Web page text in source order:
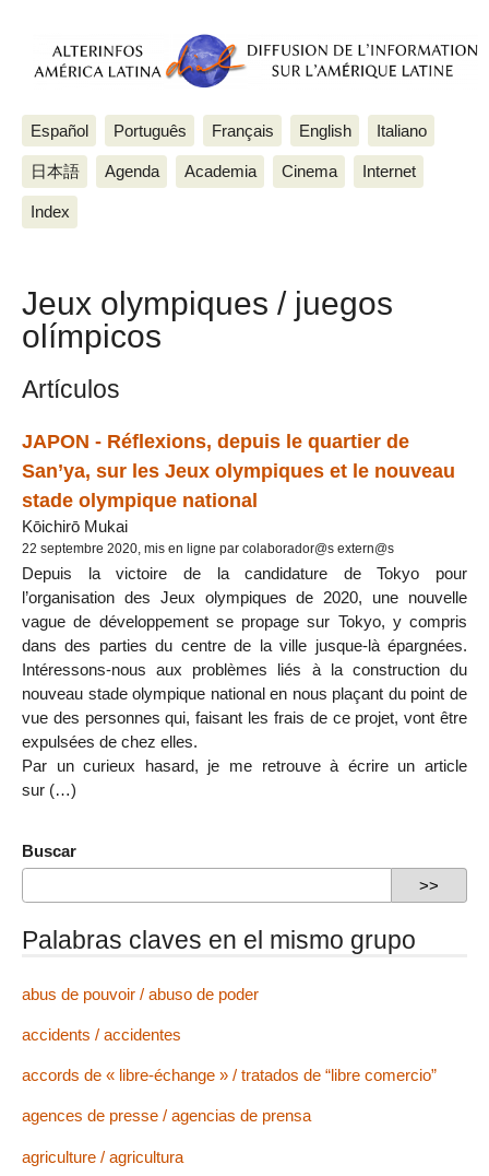
Español Português Français English Italiano
日本語 Agenda Academia Cinema Internet
Index
Jeux olympiques / juegos
olímpicos
Artículos
JAPON - Réflexions, depuis le quartier de
San’ya, sur les Jeux olympiques et le nouveau
stade olympique national
Kōichirō Mukai
22 septembre 2020, mis en ligne par colaborador@s extern@s
Depuis la victoire de la candidature de Tokyo pour
l’organisation des Jeux olympiques de 2020, une nouvelle
vague de développement se propage sur Tokyo, y compris
dans des parties du centre de la ville jusque-là épargnées.
Intéressons-nous aux problèmes liés à la construction du
nouveau stade olympique national en nous plaçant du point de
vue des personnes qui, faisant les frais de ce projet, vont être
expulsées de chez elles.
Par un curieux hasard, je me retrouve à écrire un article
sur (…)
Buscar
Palabras claves en el mismo grupo
abus de pouvoir / abuso de poder
accidents / accidentes
accords de « libre-échange » / tratados de “libre comercio”
agences de presse / agencias de prensa
agriculture / agricultura